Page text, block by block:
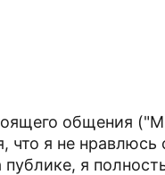
общения
что я не
публике, я